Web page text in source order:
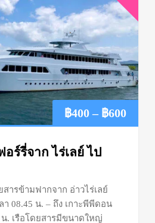
฿400 – ฿600Price
อร์รี่จาก ไร่เลย์ ไป
ารข้ามฟากจาก อ่าวไร่เลย์
08.45 น. – ถึง เกาะพีพีดอน
น. เรือโดยสารมีขนาดใหญ่